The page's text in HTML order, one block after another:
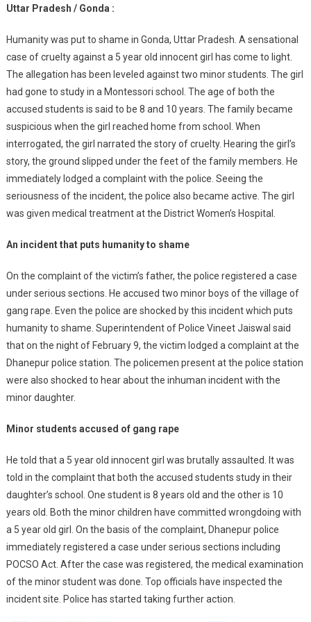
Year
Old
Children
Gang
Raped
A
5
Year
Uttar Pradesh / Gonda :
Humanity was put to shame in Gonda, Uttar Pradesh. A sensational
case of cruelty against a 5 year old innocent girl has come to light.
The allegation has been leveled against two minor students. The girl
had gone to study in a Montessori school. The age of both the
accused students is said to be 8 and 10 years. The family became
suspicious when the girl reached home from school. When
interrogated, the girl narrated the story of cruelty. Hearing the girl’s
story, the ground slipped under the feet of the family members. He
immediately lodged a complaint with the police. Seeing the
seriousness of the incident, the police also became active. The girl
was given medical treatment at the District Women’s Hospital.
An incident that puts humanity to shame
On the complaint of the victim’s father, the police registered a case
under serious sections. He accused two minor boys of the village of
gang rape. Even the police are shocked by this incident which puts
humanity to shame. Superintendent of Police Vineet Jaiswal said
that on the night of February 9, the victim lodged a complaint at the
Dhanepur police station. The policemen present at the police station
were also shocked to hear about the inhuman incident with the
minor daughter.
Minor students accused of gang rape
He told that a 5 year old innocent girl was brutally assaulted. It was
told in the complaint that both the accused students study in their
daughter’s school. One student is 8 years old and the other is 10
years old. Both the minor children have committed wrongdoing with
a 5 year old girl. On the basis of the complaint, Dhanepur police
immediately registered a case under serious sections including
POCSO Act. After the case was registered, the medical examination
of the minor student was done. Top officials have inspected the
incident site. Police has started taking further action.